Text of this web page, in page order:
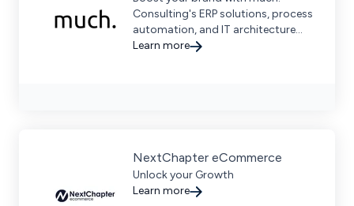
Consulting's ERP solutions, process
automation, and IT architecture
services, ensuring efficiency and
Learn more
NextChapter eCommerce
Unlock your Growth
Learn more